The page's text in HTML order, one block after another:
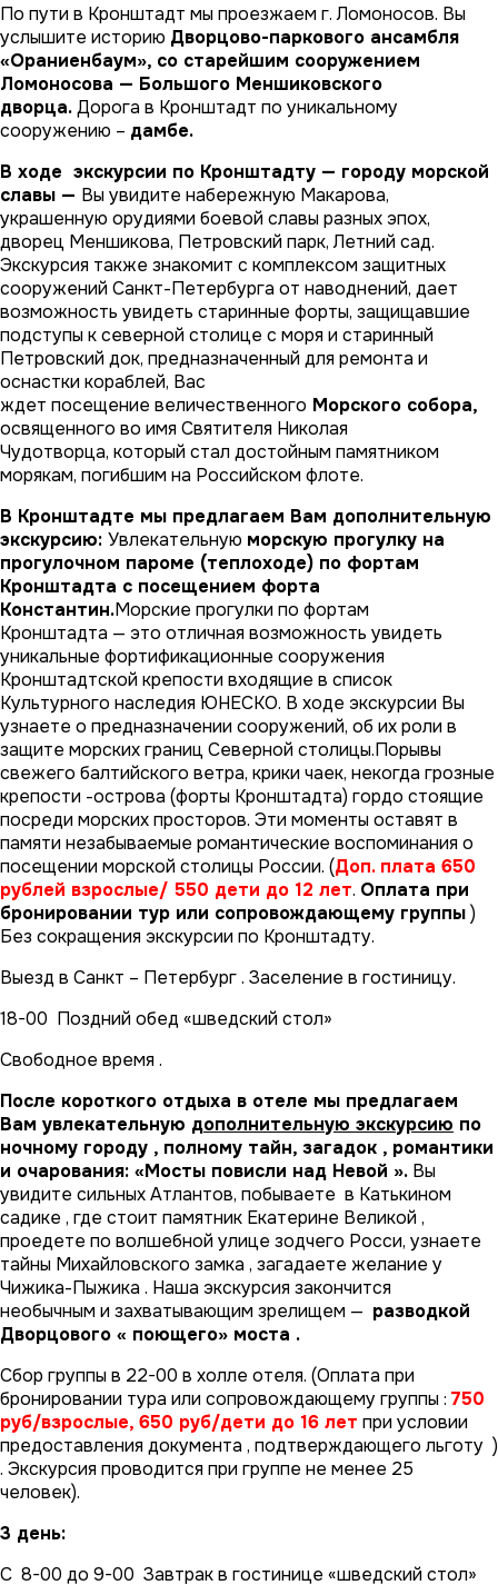
По пути в Кронштадт мы проезжаем г. Ломоносов. Вы
услышите историю Дворцово-паркового ансамбля
«Ораниенбаум», со старейшим сооружением
Ломоносова — Большого Меншиковского
дворца.Дорога в Кронштадт по уникальному
сооружению – дамбе.
В ходе экскурсии по Кронштадту — городу морской
славы — Вы увидите набережную Макарова,
украшенную орудиями боевой славы разных эпох,
дворец Меншикова, Петровский парк, Летний сад.
Экскурсия также знакомит с комплексом защитных
сооружений Санкт-Петербурга от наводнений, дает
возможность увидеть старинные форты, защищавшие
подступы к северной столице с моря и старинный
Петровский док, предназначенный для ремонта и
оснастки кораблей, Вас
ждет посещение величественного Морского собора,
освященного во имя Святителя Николая
Чудотворца, который стал достойным памятником
морякам, погибшим на Российском флоте.
В Кронштадте мы предлагаем Вам дополнительную
экскурсию: Увлекательную морскую прогулку на
прогулочном пароме (теплоходе) по фортам
Кронштадта с посещением форта
Константин.Морские прогулки по фортам
Кронштадта — это отличная возможность увидеть
уникальные фортификационные сооружения
Кронштадтской крепости входящие в список
Культурного наследия ЮНЕСКО. В ходе экскурсии Вы
узнаете о предназначении сооружений, об их роли в
защите морских границ Северной столицы.Порывы
свежего балтийского ветра, крики чаек, некогда грозные
крепости -острова (форты Кронштадта) гордо стоящие
посреди морских просторов. Эти моменты оставят в
памяти незабываемые романтические воспоминания о
посещении морской столицы России. (Доп. плата 650
рублей взрослые/ 550 дети до 12 лет. Оплата при
бронировании тур или сопровождающему группы)
Без сокращения экскурсии по Кронштадту.
Выезд в Санкт – Петербург . Заселение в гостиницу.
18-00 Поздний обед «шведский стол»
Свободное время .
После короткого отдыха в отеле мы предлагаем
Вам увлекательную дополнительную экскурсию по
ночному городу , полному тайн, загадок , романтики
и очарования: «Мосты повисли над Невой ». Вы
увидите сильных Атлантов, побываете в Катькином
садике , где стоит памятник Екатерине Великой ,
проедете по волшебной улице зодчего Росси, узнаете
тайны Михайловского замка , загадаете желание у
Чижика-Пыжика . Наша экскурсия закончится
необычным и захватывающим зрелищем — разводкой
Дворцового « поющего» моста .
Сбор группы в 22-00 в холле отеля. (Оплата при
бронировании тура или сопровождающему группы : 750
руб/взрослые, 650 руб/дети до 16 лет при условии
предоставления документа , подтверждающего льготу )
. Экскурсия проводится при группе не менее 25
человек).
3 день:
С 8-00 до 9-00 Завтрак в гостинице «шведский стол»